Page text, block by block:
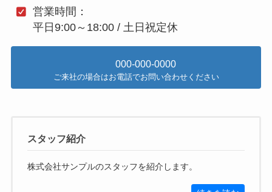
営業時間：
平日9:00～18:00 / 土日祝定休
000-000-0000
ご来社の場合はお電話でお問い合わせください
スタッフ紹介
株式会社サンプルのスタッフを紹介します。